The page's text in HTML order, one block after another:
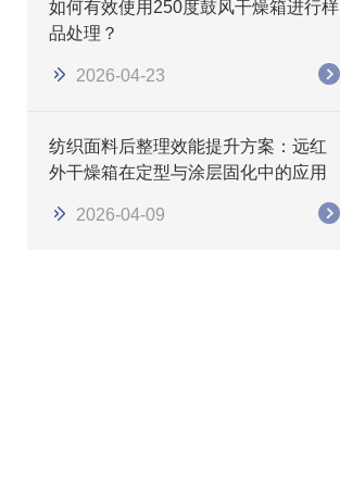
如何有效使用250度鼓风干燥箱进行样
品处理？
2026-04-23
纺织面料后整理效能提升方案：远红
外干燥箱在定型与涂层固化中的应用
2026-04-09